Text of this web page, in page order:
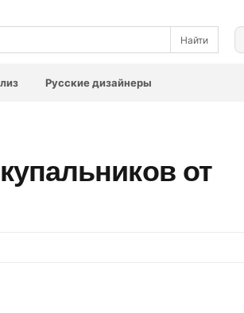
Русские дизайнеры
от